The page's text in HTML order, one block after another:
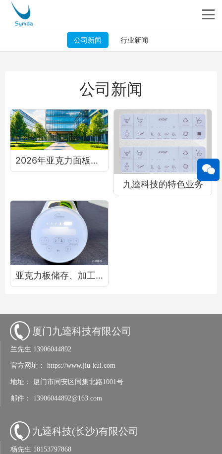
公司新闻 行业新闻
公司新闻
2026年亚克力面板厂家怎么选｜推荐厦门九逵科技
九逵科技的特色业务
亚克力板储存、加工使用说明
厦门九逵科技有限公司
兰先生 13906044892
官方网址： https://www.jiu-kui.com
地址： 厦门市同安区同集北路1001号
邮件： 13906044892@163.com
九逵科技(长沙)有限公司
杨先生 18153797868